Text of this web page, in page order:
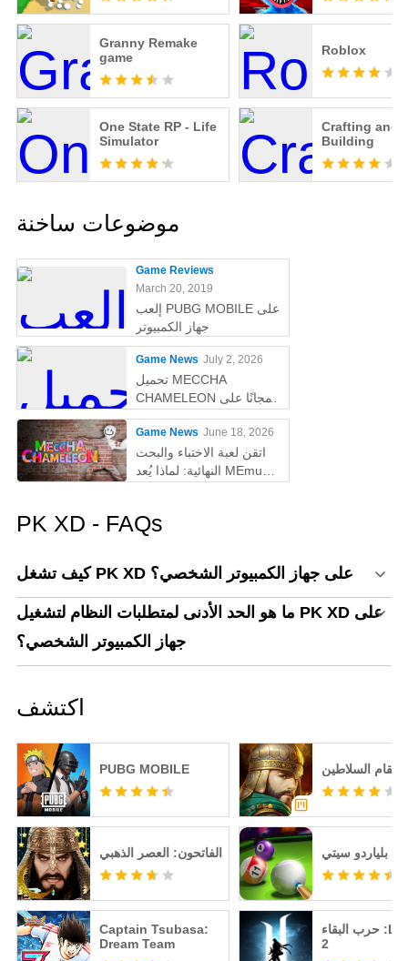
Granny Remake
game
Roblox
One State RP - Life
Simulator
Crafting and
Building
موضوعات ساخنة
Game Reviews
March 20, 2019
إلعب PUBG MOBILE على
جهاز الكمبيوتر
Game News July 2, 2026
تحميل MECCHA
CHAMELEON مجانًا على
الكمبيوتر
Game News June 18, 2026
اتقن لعبة الاختباء والبحث
النهائية: لماذا يُعد MEmu
PK XD - FAQs
كيف تشغل PK XD على جهاز الكمبيوتر الشخصي؟
ما هو الحد الأدنى لمتطلبات النظام لتشغيل PK XD على
جهاز الكمبيوتر الشخصي؟
اكتشف
PUBG MOBILE انتقام السلاطين
الفاتحون: العصر الذهبي بلياردو سيتي
Captain Tsubasa:
Dream Team
حرب البقاء :Lineage
2